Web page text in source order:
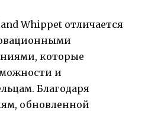
Whippet отличается
которые
и
Благодаря
обновленной